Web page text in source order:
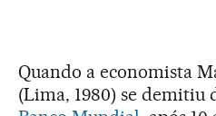
Quando a economista
(Lima, 1980) se demitiu